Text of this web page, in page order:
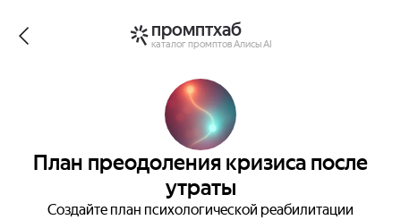
промптхаб
каталог промптов Алисы AI
План преодоления кризиса после
утраты
Создайте план психологической реабилитации